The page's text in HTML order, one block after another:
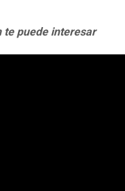
te puede interesar